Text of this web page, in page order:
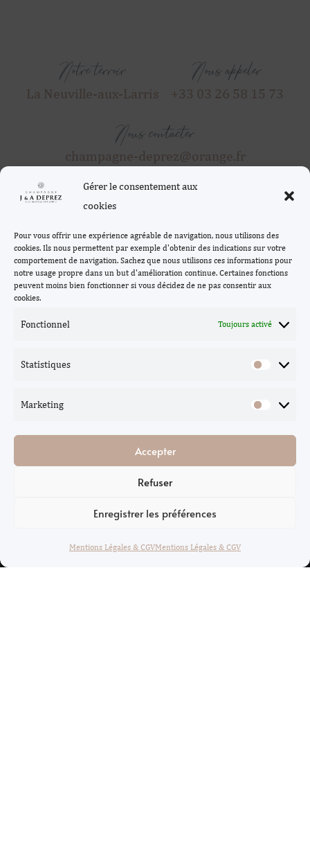
Gérer le consentement aux
cookies
Pour vous offrir une expérience agréable de navigation, nous utilisons des
cookies. Ils nous permettent par exemple d'obtenir des indications sur votre
comportement de navigation. Sachez que nous utilisons ces informations pour
notre usage propre dans un but d'amélioration continue. Certaines fonctions
peuvent moins bien fonctionner si vous décidez de ne pas consentir aux
cookies.
Fonctionnel Toujours activé
Statistiques
Marketing
Accepter
Refuser
Enregistrer les préférences
Mentions Légales & CGVMentions Légales & CGV
Notre terroir
La Neuville-aux-Larris
Nous appeler
+33 03 26 58 15 73
Nous contacter
champagne-deprez@orange.fr